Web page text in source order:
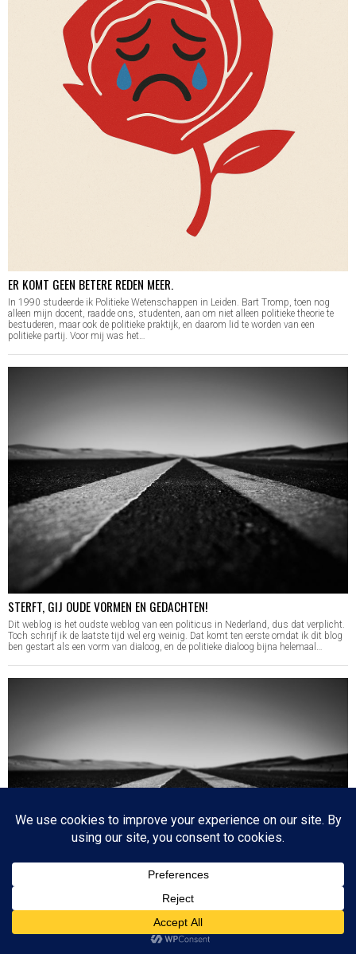
ER KOMT GEEN BETERE REDEN MEER.
In 1990 studeerde ik Politieke Wetenschappen in Leiden. Bart Tromp, toen nog
alleen mijn docent, raadde ons, studenten, aan om niet alleen politieke theorie te
bestuderen, maar ook de politieke praktijk, en daarom lid te worden van een
politieke partij. Voor mij was het…
STERFT, GIJ OUDE VORMEN EN GEDACHTEN!
Dit weblog is het oudste weblog van een politicus in Nederland, dus dat verplicht.
Toch schrijf ik de laatste tijd wel erg weinig. Dat komt ten eerste omdat ik dit blog
ben gestart als een vorm van dialoog, en de politieke dialoog bijna helemaal…
TUSSEN PSYCHOLOGIE EN PRAKTIJK – SHELACH LECHA
Het is in deze tijd natuurlijk ondenkbaar dat op basis van geruchten en rapporten
verkeerde beslissingen worden genomen, maar in de tijd van de Torah kwam het
BOVEN